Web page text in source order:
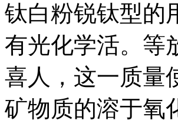
钛白粉锐钛型的
有光化学活。等
喜人，这一质量
矿物质的溶于氧